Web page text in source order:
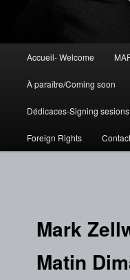
Aller
au
contenu
principal
Accueil- Welcome
À paraître/Coming soon
Dédicaces-Signing sesions
Foreign Rights Contact
Mark
Matin